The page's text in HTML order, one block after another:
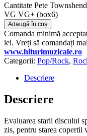
Cantitate Pete
VG VG+ (box6)
Adaugă în coș
Comanda minimă
lei. Vreți să comandați
www.hiturimuzicale.ro
Categorii: Pop/Rock,
Descriere
Descriere
Evaluarea starii discului
zis, pentru starea copertii